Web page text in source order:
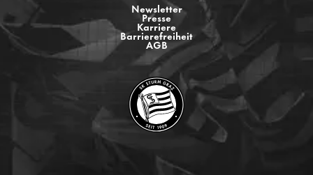
Newsletter
Presse
Karriere
Barrierefreiheit
AGB